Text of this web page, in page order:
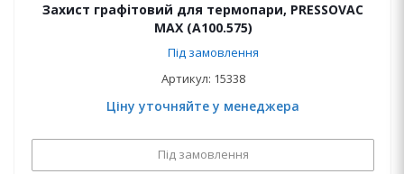
Захист графітовий для термопари, PRESSOVAC
MAX (A100.575)
Під замовлення
Артикул: 15338
Ціну уточняйте у менеджера
Під замовлення